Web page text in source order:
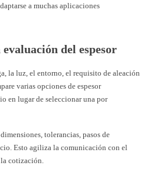
a muchas aplicaciones
del espesor
la luz, el entorno, el requisito de aleación
varias opciones de espesor
en lugar de seleccionar una por
tolerancias, pasos de
Esto agiliza la comunicación con el
cotización.